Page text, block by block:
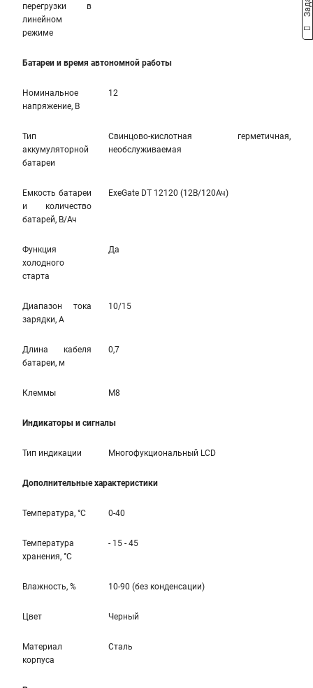
перегрузки в
линейном
режиме
Батареи и время автономной работы
Номинальное
напряжение, В
12
Тип
аккумуляторной
батареи
Свинцово-кислотная герметичная,
необслуживаемая
Емкость батареи
и количество
батарей, В/Ач
ExeGate DT 12120 (12В/120Ач)
Функция
холодного
старта
Да
Диапазон тока
зарядки, А
10/15
Длина кабеля
батареи, м
0,7
Клеммы M8
Индикаторы и сигналы
Тип индикации Многофукциональный LCD
Дополнительные характеристики
Температура, °С 0-40
Температура
хранения, °С
- 15 - 45
Влажность, % 10-90 (без конденсации)
Цвет Черный
Материал
корпуса
Сталь